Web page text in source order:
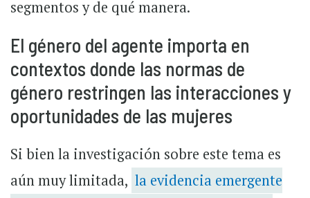
segmentos y de qué manera.
El género del agente importa en
contextos donde las normas de
género restringen las interacciones y
oportunidades de las mujeres
Si bien la investigación sobre este tema es
aún muy limitada, la evidencia emergente